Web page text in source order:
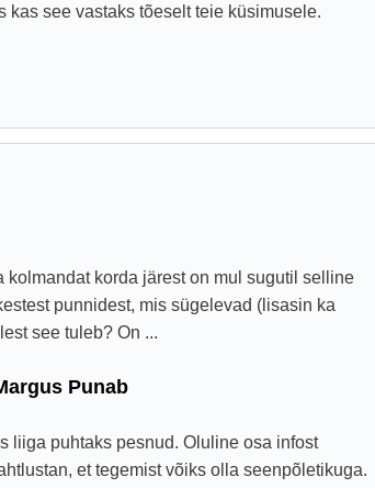
kas see vastaks tõeselt teie küsimusele.
kolmandat korda järest on mul sugutil selline
punnidest, mis sügelevad (lisasin ka
see tuleb? On ...
Punab
liiga puhtaks pesnud. Oluline osa infost
et tegemist võiks olla seenpõletikuga.